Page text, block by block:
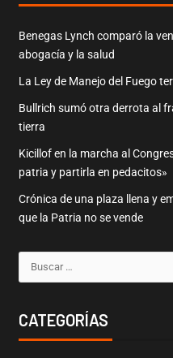
Benegas Lynch comparó la
abogacía y la salud
La Ley de Manejo del Fuego
Bullrich sumó otra derrota al
tierra
Kicillof en la marcha al
patria y partirla en pedacitos»
Crónica de una plaza llena y
que la Patria no se vende
CATEGORÍAS